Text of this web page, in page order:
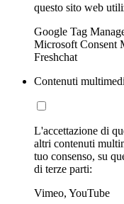
questo sito web
Google Tag
Microsoft Consent
Freshchat
Contenuti
L'accettazione di
altri contenuti
tuo consenso, su
di terze parti:
Vimeo, YouTube